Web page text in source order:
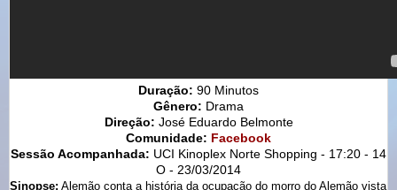
Duração: 90 Minutos
Gênero: Drama
Direção: José Eduardo Belmonte
Comunidade: Facebook
Sessão Acompanhada: UCI Kinoplex Norte Shopping - 17:20 - 14
O - 23/03/2014
Sinopse: Alemão conta a história da ocupação do morro do Alemão vista